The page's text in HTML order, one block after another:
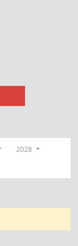
2028